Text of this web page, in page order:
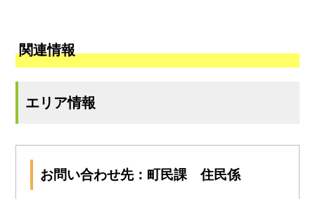
関連情報
エリア情報
お問い合わせ先：町民課 住民係